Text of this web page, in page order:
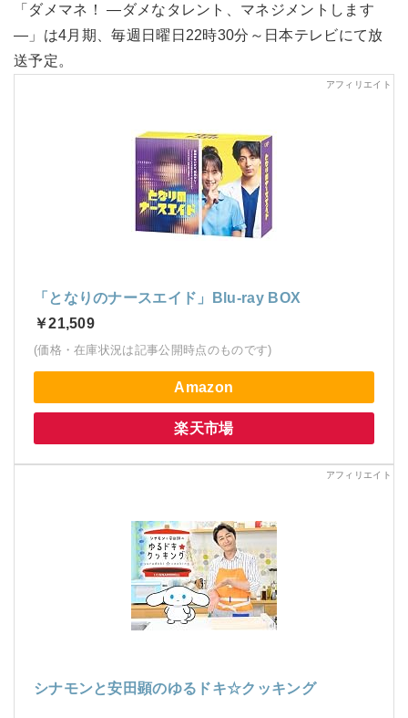
「ダメマネ！ ―ダメなタレント、マネジメントします
―」は4月期、毎週日曜日22時30分～日本テレビにて放
送予定。
「となりのナースエイド」Blu-ray BOX
￥21,509
(価格・在庫状況は記事公開時点のものです)
Amazon
楽天市場
シナモンと安田顕のゆるドキ☆クッキング